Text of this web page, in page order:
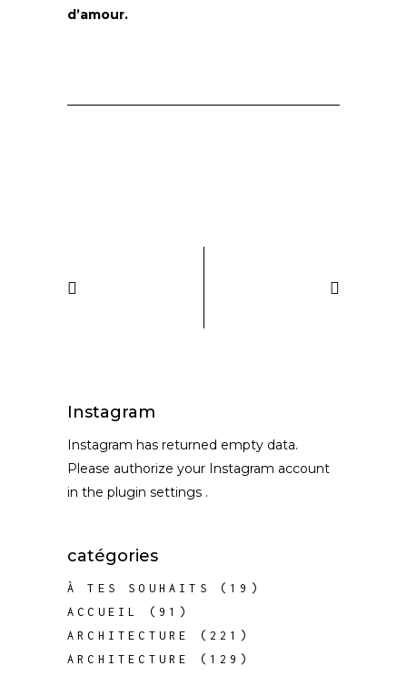
d’amour.
Instagram
Instagram has returned empty data.
Please authorize your Instagram account
in the plugin settings .
catégories
À TES SOUHAITS
(19)
ACCUEIL
(91)
ARCHITECTURE
(221)
ARCHITECTURE
(129)